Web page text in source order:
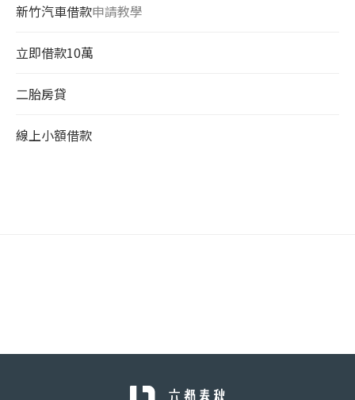
新竹汽車借款申請教學
立即借款10萬
二胎房貸
線上小額借款